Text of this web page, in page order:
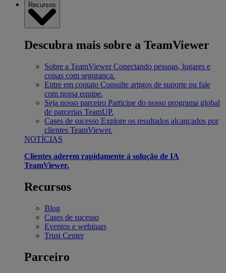
Recursos
Descubra mais sobre a TeamViewer
Sobre a TeamViewer Conectando pessoas, lugares e
coisas com segurança.
Entre em contato Consulte artigos de suporte ou fale
com nossa equipe.
Seja nosso parceiro Participe do nosso programa global
de parcerias TeamUP.
Cases de sucesso Explore os resultados alcançados por
clientes TeamViewer.
NOTÍCIAS
Clientes aderem rapidamente à solução de IA
TeamViewer.
Recursos
Blog
Cases de sucesso
Eventos e webinars
Trust Center
Parceiro